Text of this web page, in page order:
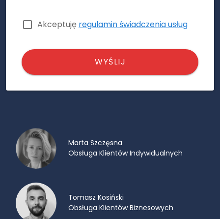
Akceptuję regulamin świadczenia usług
WYŚLIJ
Marta Szczęsna
Obsługa Klientów Indywidualnych
Tomasz Kosiński
Obsługa Klientów Biznesowych